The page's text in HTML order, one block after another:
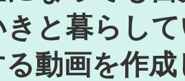
きと暮らし
動画を作